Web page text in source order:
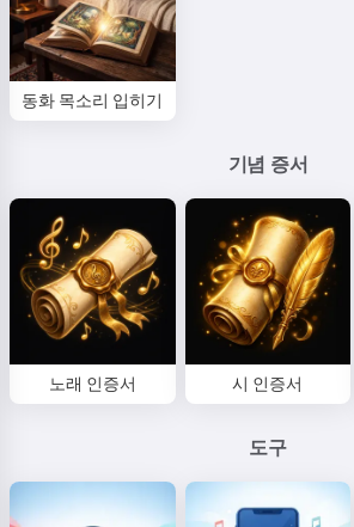
동화 목소리 입히기
기념 증서
노래 인증서 시 인증서
도구